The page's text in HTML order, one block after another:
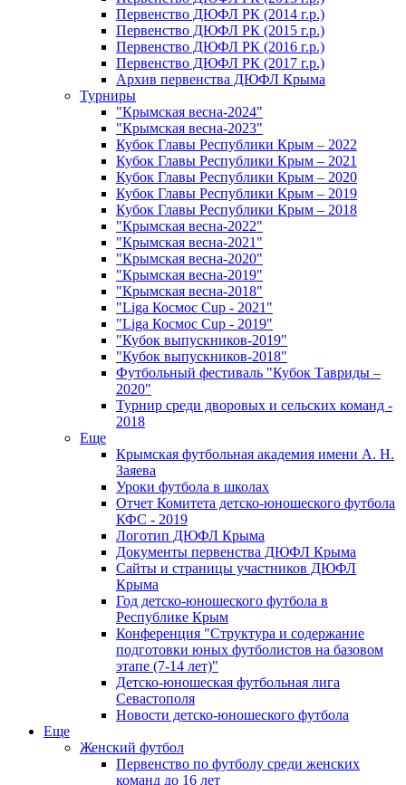
Первенство ДЮФЛ РК (2014 г.р.)
Первенство ДЮФЛ РК (2015 г.р.)
Первенство ДЮФЛ РК (2016 г.р.)
Первенство ДЮФЛ РК (2017 г.р.)
Архив первенства ДЮФЛ Крыма
Турниры
"Крымская весна-2024"
"Крымская весна-2023"
Кубок Главы Республики Крым – 2022
Кубок Главы Республики Крым – 2021
Кубок Главы Республики Крым – 2020
Кубок Главы Республики Крым – 2019
Кубок Главы Республики Крым – 2018
"Крымская весна-2022"
"Крымская весна-2021"
"Крымская весна-2020"
"Крымская весна-2019"
"Крымская весна-2018"
"Liga Космос Cup - 2021"
"Liga Космос Cup - 2019"
"Кубок выпускников-2019"
"Кубок выпускников-2018"
Футбольный фестиваль "Кубок Тавриды –
2020"
Турнир среди дворовых и сельских команд -
2018
Еще
Крымская футбольная академия имени А. Н.
Заяева
Уроки футбола в школах
Отчет Комитета детско-юношеского футбола
КФС - 2019
Логотип ДЮФЛ Крыма
Документы первенства ДЮФЛ Крыма
Сайты и страницы участников ДЮФЛ
Крыма
Год детско-юношеского футбола в
Республике Крым
Конференция "Структура и содержание
подготовки юных футболистов на базовом
этапе (7-14 лет)"
Детско-юношеская футбольная лига
Севастополя
Новости детско-юношеского футбола
Еще
Женский футбол
Первенство по футболу среди женских
команд до 16 лет